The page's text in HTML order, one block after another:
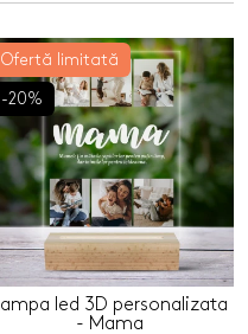
Ofertă limitată
-20%
Lampa led 3D personalizata
- Mama